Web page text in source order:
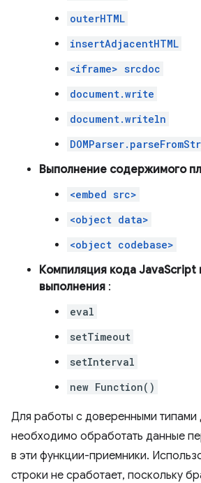
outerHTML
insertAdjacentHTML
<iframe> srcdoc
document.write
document.writeln
Выполнение содержимого
<embed src>
<object data>
<object codebase>
Компиляция кода JavaScript
выполнения :
eval
setTimeout
setInterval
new Function()
Для работы с доверенными типами
необходимо обработать данные
в эти функции-приемники.
строки не сработает, поскольку